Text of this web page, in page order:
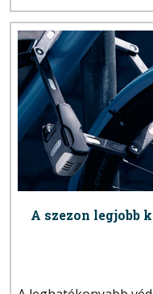
A szezon legjobb